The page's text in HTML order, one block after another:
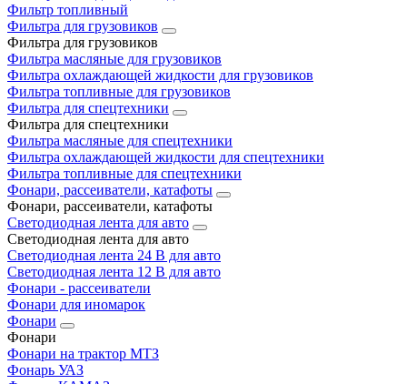
Фильтр топливный
Фильтра для грузовиков
Фильтра для грузовиков
Фильтра масляные для грузовиков
Фильтра охлаждающей жидкости для грузовиков
Фильтра топливные для грузовиков
Фильтра для спецтехники
Фильтра для спецтехники
Фильтра масляные для спецтехники
Фильтра охлаждающей жидкости для спецтехники
Фильтра топливные для спецтехники
Фонари, рассеиватели, катафоты
Фонари, рассеиватели, катафоты
Светодиодная лента для авто
Светодиодная лента для авто
Светодиодная лента 24 В для авто
Светодиодная лента 12 В для авто
Фонари - рассеиватели
Фонари для иномарок
Фонари
Фонари
Фонари на трактор МТЗ
Фонарь УАЗ